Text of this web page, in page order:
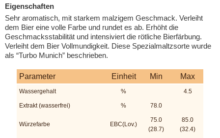
Eigenschaften
Sehr aromatisch, mit starkem malzigem Geschmack. Verleiht
dem Bier eine volle Farbe und rundet es ab. Erhöht die
Geschmacksstabilität und intensiviert die rötliche Bierfärbung.
Verleiht dem Bier Vollmundigkeit. Diese Spezialmaltzsorte wurde
als “Turbo Munich” beschrieben.
Parameter Einheit Min Max
Wassergehalt % 4.5
Extrakt (wasserfrei) % 78.0
Würzefarbe EBC(Lov.)
75.0
(28.7)
85.0
(32.4)